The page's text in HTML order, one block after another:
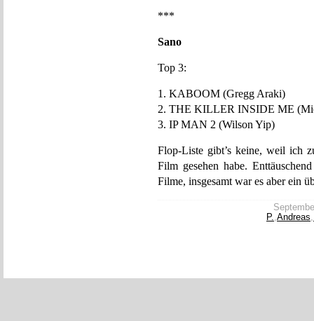
***
Sano
Top 3:
1. KABOOM (Gregg Araki)
2. THE KILLER INSIDE ME
3. IP MAN 2 (Wilson Yip)
Flop-Liste gibt’s keine, weil ich
Film gesehen habe.
Filme, insgesamt war es aber ein
P.,Andreas,